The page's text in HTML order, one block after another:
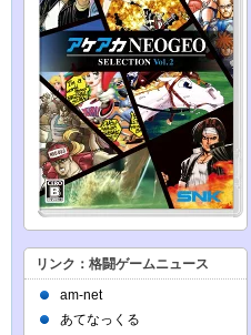
リンク：格闘ゲームニュース
am-net
あてなっくる